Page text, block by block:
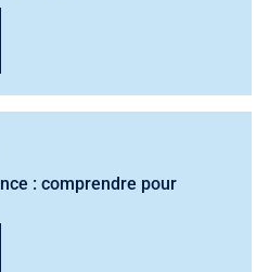
: comprendre pour